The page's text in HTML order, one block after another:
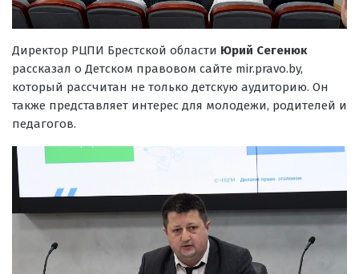
Директор РЦПИ Брестской области Юрий Сегенюк
рассказал о Детском правовом сайте mir.pravo.by,
который рассчитан не только детскую аудиторию. Он
также представляет интерес для молодежи, родителей и
педагогов.